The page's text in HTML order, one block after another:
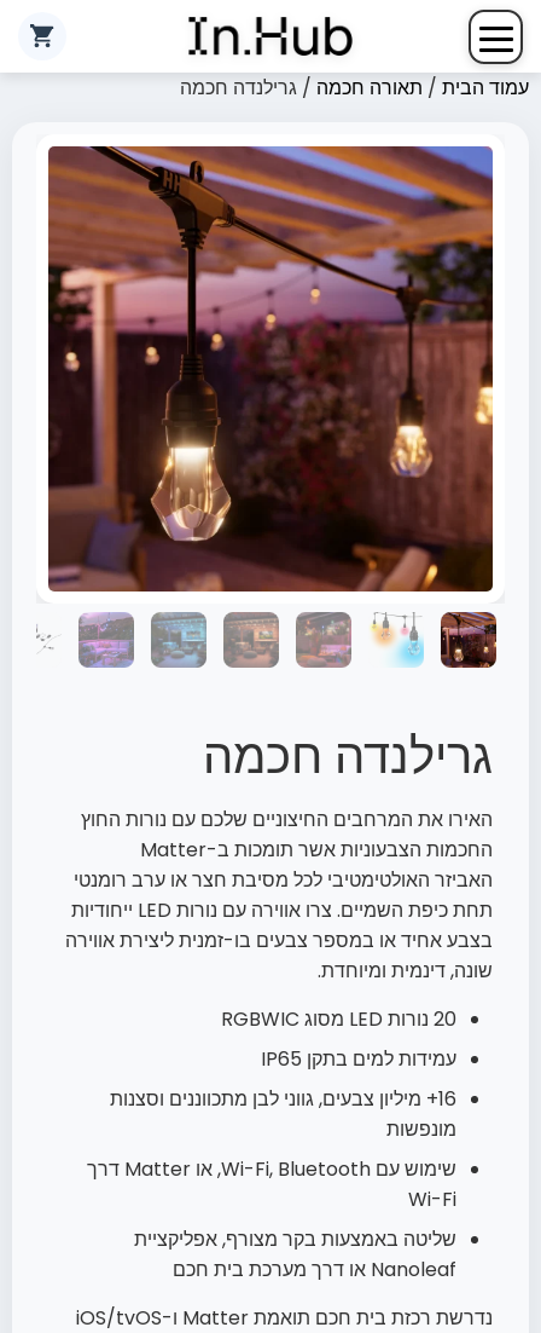
עמוד הבית / תאורה חכמה / גרילנדה חכמה
גרילנדה חכמה
האירו את המרחבים החיצוניים שלכם עם נורות החוץ
החכמות הצבעוניות אשר תומכות ב-Matter
האביזר האולטימטיבי לכל מסיבת חצר או ערב רומנטי
תחת כיפת השמיים. צרו אווירה עם נורות LED ייחודיות
בצבע אחיד או במספר צבעים בו-זמנית ליצירת אווירה
שונה, דינמית ומיוחדת.
20 נורות LED מסוג RGBWIC
עמידות למים בתקן IP65
16+ מיליון צבעים, גווני לבן מתכווננים וסצנות
מונפשות
שימוש עם Wi-Fi, Bluetooth, או Matter דרך
Wi-Fi
שליטה באמצעות בקר מצורף, אפליקציית
Nanoleaf או דרך מערכת בית חכם
נדרשת רכזת בית חכם תואמת Matter ו-iOS/tvOS